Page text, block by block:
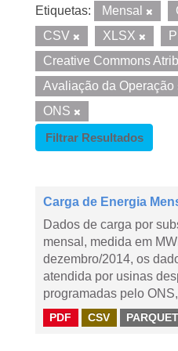
Etiquetas: Mensal
CSV
XLSX
Creative Commons
Avaliação da Operação
ONS
Filtrar Resultados
Carga de Energia
Dados de carga por
mensal, medida em
dezembro/2014, os
atendida por usinas
programadas pelo
PDF CSV PARQUET